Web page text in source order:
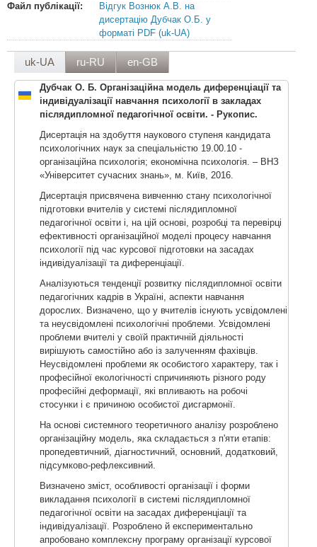
Файл публікації:
Відгук Вознюк А.В. на
дисертацію Дубчак О.Б. у
форматі PDF (uk-UA)
uk-UA ru-RU en-GB
Дубчак О. Б. Організаційна модель диференціації та
індивідуалізації навчання психології в закладах
післядипломної педагогічної освіти. - Рукопис.
Дисертація на здобуття наукового ступеня кандидата
психологічних наук за спеціальністю 19.00.10 -
організаційна психологія; економічна психологія. – ВНЗ
«Університет сучасних знань», м. Київ, 2016.
Дисертація присвячена вивченню стану психологічної
підготовки вчителів у системі післядипломної
педагогічної освіти і, на цій основі, розробці та перевірці
ефективності організаційної моделі процесу навчання
психології під час курсової підготовки на засадах
індивідуалізації та диференціації.
Аналізуються тенденції розвитку післядипломної освіти
педагогічних кадрів в Україні, аспекти навчання
дорослих. Визначено, що у вчителів існують усвідомлені
та неусвідомлені психологічні проблеми. Усвідомлені
проблеми вчителі у своїй практичній діяльності
вирішують самостійно або із залученням фахівців.
Неусвідомлені проблеми як особистого характеру, так і
професійної екологічності спричиняють різного роду
професійні деформації, які впливають на робочі
стосунки і є причиною особистої дисгармонії.
На основі системного теоретичного аналізу розроблено
організаційну модель, яка складається з п'яти етапів:
пропедевтичний, діагностичний, основний, додатковий,
підсумково-рефлексивний.
Визначено зміст, особливості організації і форми
викладання психології в системі післядипломної
педагогічної освіти на засадах диференціації та
індивідуалізації. Розроблено й експериментально
апробовано комплексну програму організації курсової